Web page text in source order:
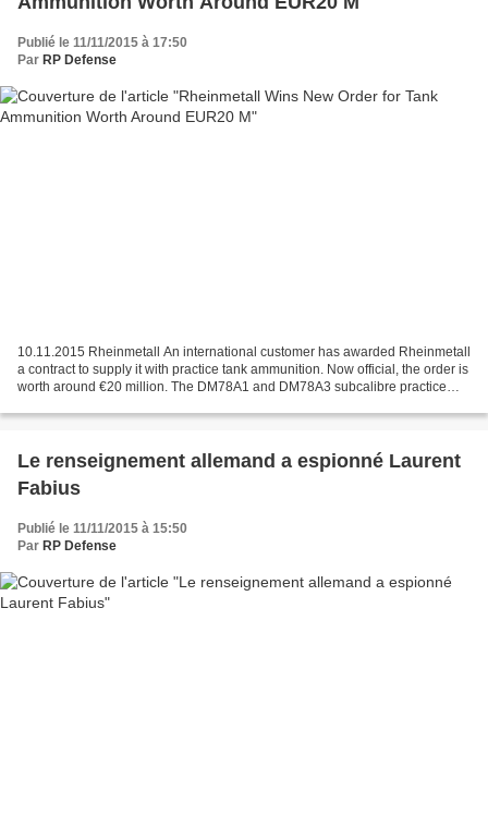
Publié le 11/11/2015 à 17:50
Par RP Defense
10.11.2015 Rheinmetall An international customer has awarded Rheinmetall
a contract to supply it with practice tank ammunition. Now official, the order is
worth around €20 million. The DM78A1 and DM78A3 subcalibre practice
Le renseignement allemand a espionné Laurent
Fabius
Publié le 11/11/2015 à 15:50
Par RP Defense